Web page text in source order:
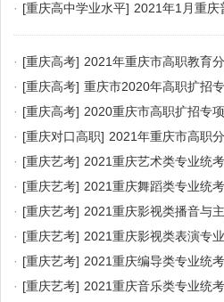
· [重庆高中学业水平] 2021年1月重庆
· [重庆高考] 2021年重庆市高职教育
· [重庆高考] 重庆市2020年高职扩招
· [重庆高考] 2020重庆市高职扩招专
· [重庆对口高职] 2021年重庆市高职
· [重庆艺考] 2021重庆艺术类专业统
· [重庆艺考] 2021重庆舞蹈类专业统
· [重庆艺考] 2021重庆影视类播音与
· [重庆艺考] 2021重庆影视类表演专
· [重庆艺考] 2021重庆编导类专业统
· [重庆艺考] 2021重庆音乐类专业统